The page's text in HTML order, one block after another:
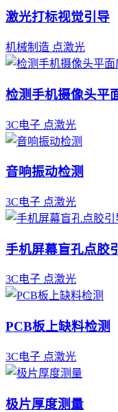
激光打标视觉引导
机械制造 点激光
检测手机摄像头平
3C电子 点激光
音响振动检测
3C电子 点激光
手机屏幕盲孔点胶
3C电子 点激光
PCB板上缺料检测
3C电子 点激光
极片厚度测量